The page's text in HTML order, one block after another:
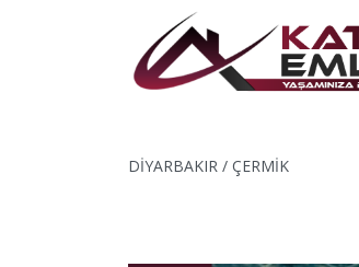
DİYARBAKIR / ÇERMİK